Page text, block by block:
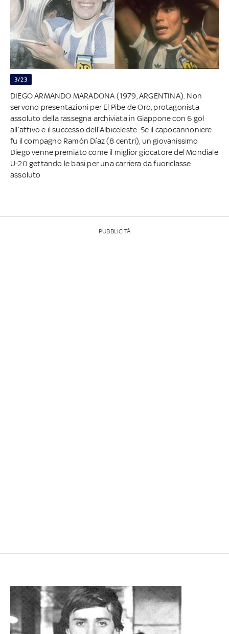
3/23
DIEGO ARMANDO MARADONA (1979, ARGENTINA). Non
servono presentazioni per El Pibe de Oro, protagonista
assoluto della rassegna archiviata in Giappone con 6 gol
all’attivo e il successo dell’Albiceleste. Se il capocannoniere
fu il compagno Ramón Díaz (8 centri), un giovanissimo
Diego venne premiato come il miglior giocatore del Mondiale
U-20 gettando le basi per una carriera da fuoriclasse
assoluto
PUBBLICITÀ